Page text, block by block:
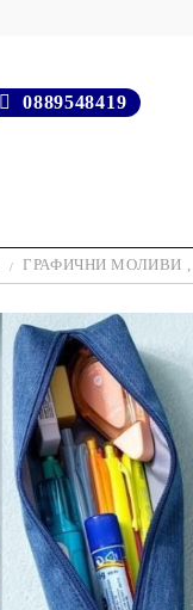
0889548419
ГРАФИЧНИ МОЛИВИ